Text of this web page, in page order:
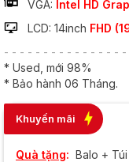
VGA: Intel HD
LCD: 14inch FHD
- - - - - - - - - - - - - - -
* Used, mới 98%
* Bảo hành 06 Tháng.
Khuyến mãi
Quà tặng: Balo +